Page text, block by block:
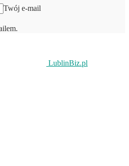
Twój e-mail
LublinBiz.pl